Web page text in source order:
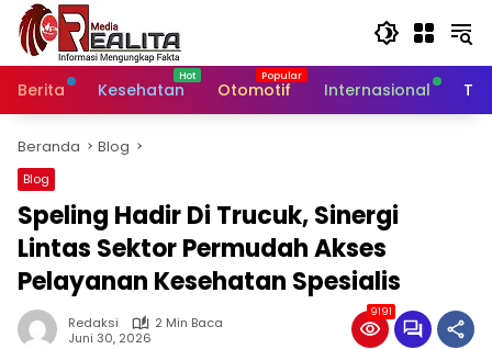
Langsung
konten
Berita
Kesehatan Otomotif Internasional
Beranda Blog
Blog
Speling Hadir Di Trucuk, Sinergi
Lintas Sektor Permudah Akses
Pelayanan Kesehatan Spesialis
Redaksi
2 Min Baca
Juni 30, 2026
9191